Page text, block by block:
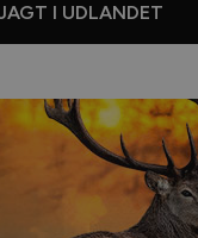
I UDLANDET